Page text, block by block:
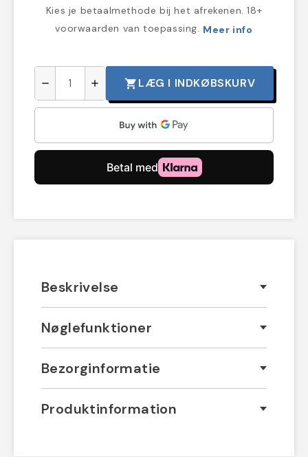
Kies je betaalmethode bij het afrekenen. 18+
voorwaarden van toepassing. Meer info
remove add shopping_cart LÆG I INDKØBSKURV
Beskrivelse
Nøglefunktioner
Bezorginformatie
Produktinformation